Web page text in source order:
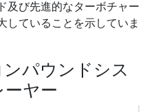
及び先進的なターボチャー
していることを示していま
パウンドシス
ヤー